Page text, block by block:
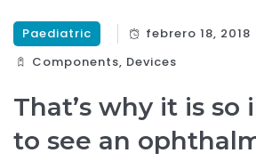
Paediatric febrero 18, 2018
Components‎, Devices‎
That’s why it is
to see an